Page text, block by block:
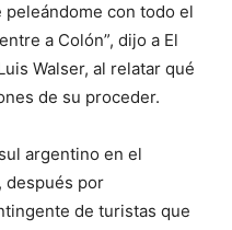
peleándome con todo el
a Colón”, dijo a El
Walser, al relatar qué
de su proceder.
argentino en el
después por
de turistas que